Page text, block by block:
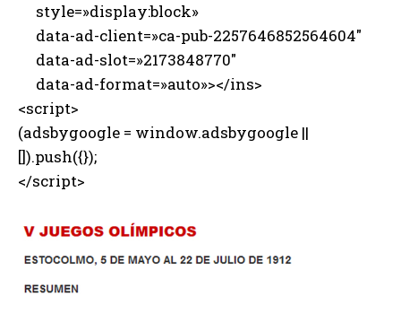
style=»display:block»
data-ad-client=»ca-pub-2257646852564604″
data-ad-slot=»2173848770″
data-ad-format=»auto»></ins>
<script>
(adsbygoogle = window.adsbygoogle ||
[]).push({});
</script>